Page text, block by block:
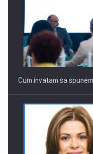
Webinar - Business
Investitii Digitalizare
Cum invatam sa